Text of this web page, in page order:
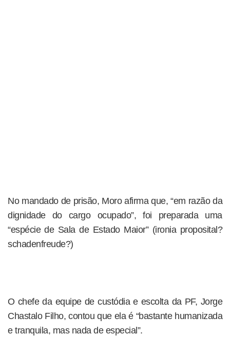
No mandado de prisão, Moro afirma que, “em razão da
dignidade do cargo ocupado”, foi preparada uma
“espécie de Sala de Estado Maior” (ironia proposital?
schadenfreude?)
O chefe da equipe de custódia e escolta da PF, Jorge
Chastalo Filho, contou que ela é “bastante humanizada
e tranquila, mas nada de especial”.